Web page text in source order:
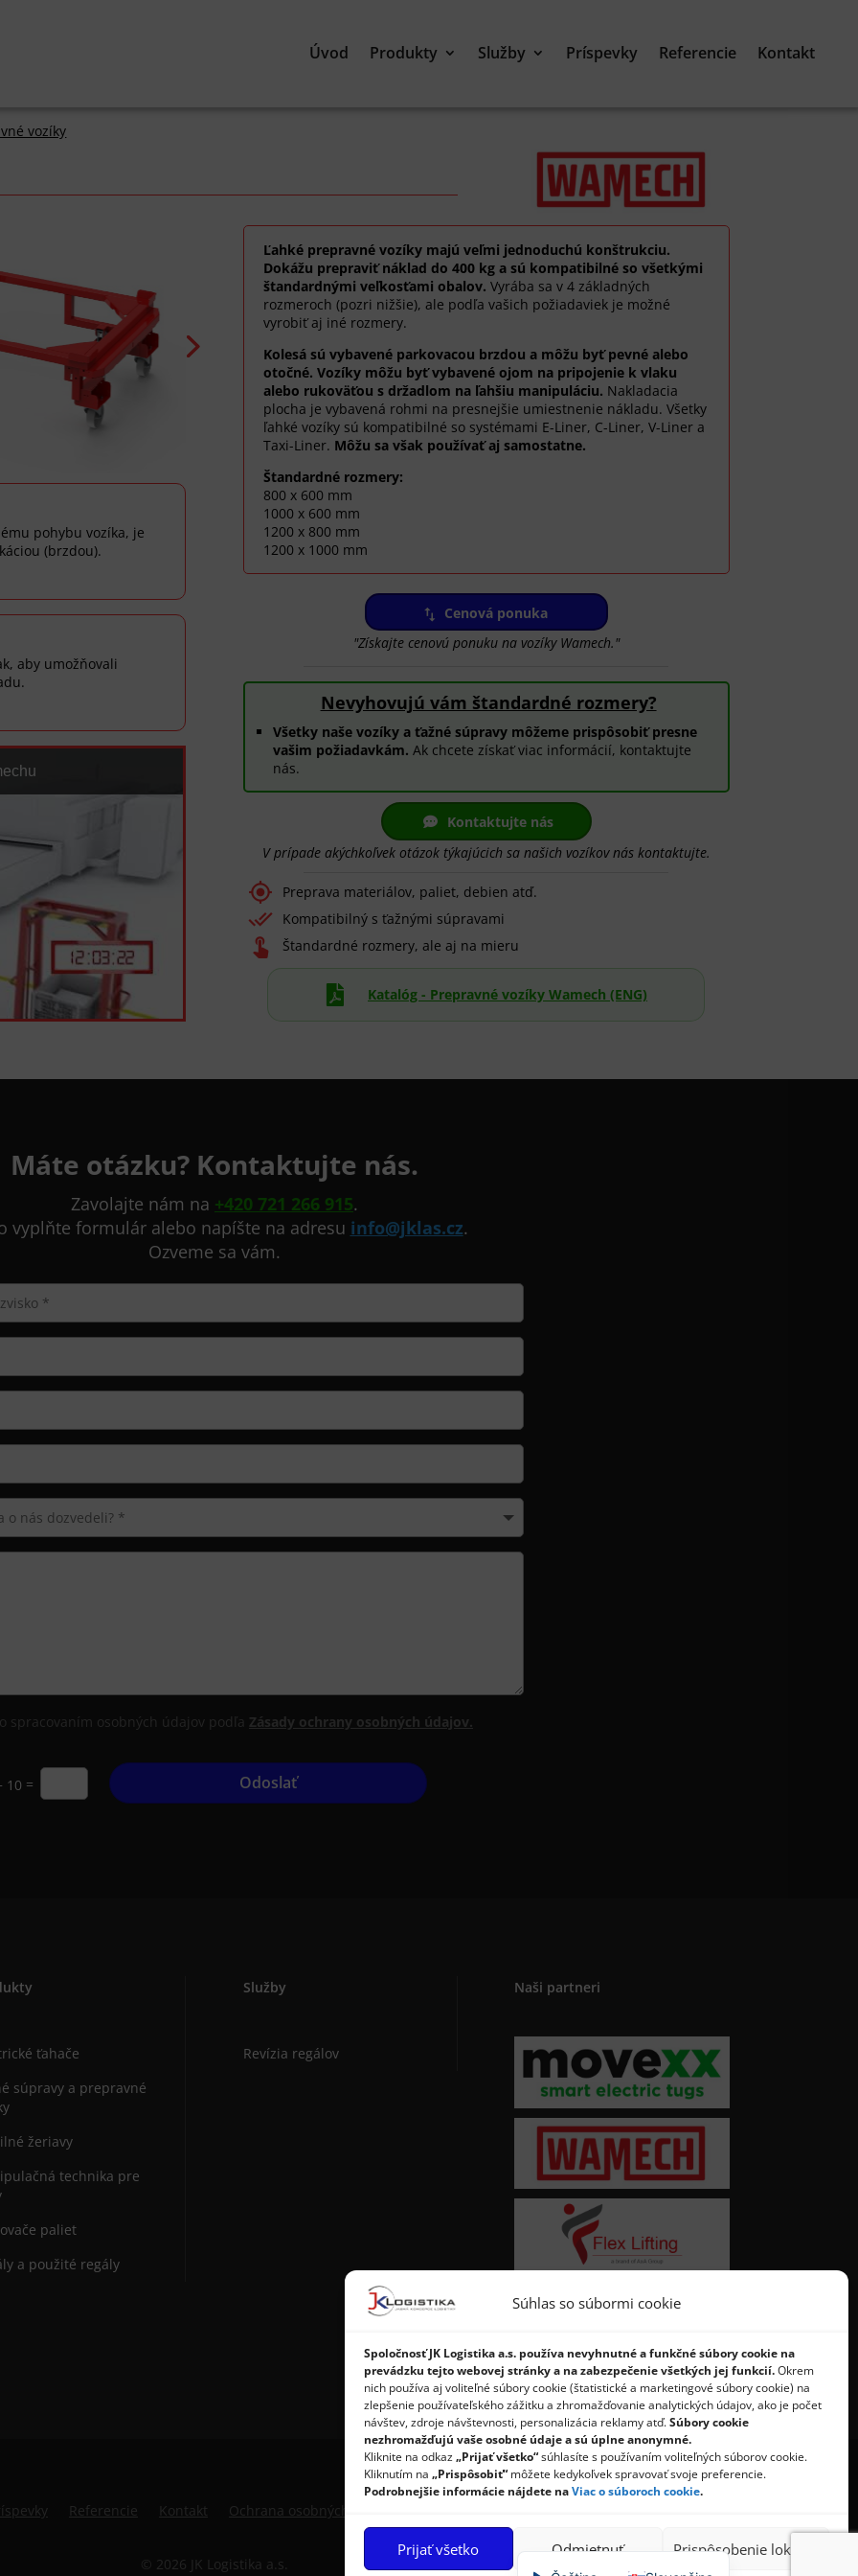
Súhlas so súbormi cookie
Spoločnosť JK Logistika a.s. používa nevyhnutné a funkčné súbory cookie na
prevádzku tejto webovej stránky a na zabezpečenie všetkých jej funkcií.Okrem
nich používa aj voliteľné súbory cookie (štatistické a marketingové súbory cookie) na
zlepšenie používateľského zážitku a zhromažďovanie analytických údajov, ako je počet
návštev, zdroje návštevnosti, personalizácia reklamy atď.Súbory cookie
nezhromažďujú vaše osobné údaje a sú úplne anonymné.
Kliknite na odkaz„Prijať všetko“súhlasíte s používaním voliteľných súborov cookie.
Kliknutím na „Prispôsobiť“ môžete kedykoľvek spravovať svoje preferencie.
Podrobnejšie informácie nájdete naViac o súboroch cookie.
Prijať všetko Odmietnuť Prispôsobenie lokality
Úvod Produkty Služby Príspevky Referencie Kontakt
vozíky
pohybu vozíka, je
(brzdou).
aby umožňovali
Ľahké prepravné vozíky majú veľmi jednoduchú konštrukciu.
Dokážu prepraviť náklad do 400 kg a sú kompatibilné so všetkými
štandardnými veľkosťami obalov. Vyrába sa v 4 základných
rozmeroch (pozri nižšie), ale podľa vašich požiadaviek je možné
vyrobiť aj iné rozmery.
Kolesá sú vybavené parkovacou brzdou a môžu byť pevné alebo
otočné. Vozíky môžu byť vybavené ojom na pripojenie k vlaku
alebo rukoväťou s držadlom na ľahšiu manipuláciu. Nakladacia
plocha je vybavená rohmi na presnejšie umiestnenie nákladu. Všetky
ľahké vozíky sú kompatibilné so systémami E-Liner, C-Liner, V-Liner a
Taxi-Liner. Môžu sa však používať aj samostatne.
Štandardné rozmery:
800 x 600 mm
1000 x 600 mm
1200 x 800 mm
1200 x 1000 mm
Cenová ponuka
"Získajte cenovú ponuku na vozíky Wamech."
Nevyhovujú vám štandardné rozmery?
Všetky naše vozíky a ťažné súpravy môžeme prispôsobiť presne
vašim požiadavkám. Ak chcete získať viac informácií, kontaktujte
nás.
Kontaktujte nás
V prípade akýchkoľvek otázok týkajúcich sa našich vozíkov nás kontaktujte.
 Preprava materiálov, paliet, debien atď.
 Kompatibilný s ťažnými súpravami
 Štandardné rozmery, ale aj na mieru
 Katalóg - Prepravné vozíky Wamech (ENG)
Máte otázku? Kontaktujte nás.
Zavolajte nám na +420 721 266 915.
vyplňte formulár alebo napíšte na adresu info@jklas.cz.
Ozveme sa vám.
spracovaním osobných údajov podľa Zásady ochrany osobných údajov.
10 = Odoslať
ťahače
súpravy a prepravné
žeriavy
technika pre
paliet
a použité regály
Služby
Revízia regálov
Naši partneri
Referencie Kontakt Ochrana osobných údajov
© 2026 JK Logistika a.s.